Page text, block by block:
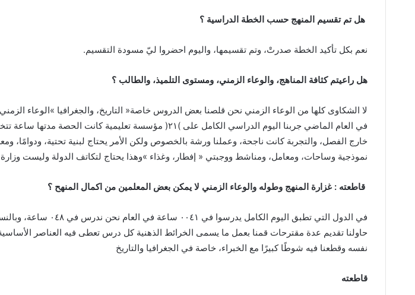
نعم‭ ‬بكل‭ ‬تأكيد‭ ‬الخطة‭ ‬صدرتْ،‭ ‬وتم‭ ‬تقسيمها،‭ ‬واليوم‭ ‬احضروا‭ ‬ليّ‭ ‬مسودة‭ ‬التقسيم‭ .‬
هل‭ ‬راعيتم‭ ‬كثافة‭ ‬المناهج،‭ ‬والوعاء‭ ‬الزمني،‭ ‬ومستوى‭ ‬التلميذ،‭ ‬والطالب‭ ‬؟
‬نموذجية‭ ‬وساحات،‭ ‬ومعامل،‭ ‬ومناشط‭ ‬ووجبتي‭ ‬‮«‬‭ ‬إفطار،‭ ‬وغذاء‮»‬‭ ‬وهذا‭ ‬يحتاج‭ ‬لتكاتف‭ ‬الدولة‭ ‬وليست‭ ‬وزارة‭ ‬التعليم‭ ‬لوحدها‭.‬
‬نفسه‭ ‬وقطعنا‭ ‬فيه‭ ‬شوطًا‭ ‬كبيرًا‭ ‬مع‭ ‬الخبراء،‭ ‬خاصة‭ ‬في‭ ‬الجغرافيا‭ ‬والتاريخ‭
قاطعته‭ ‬